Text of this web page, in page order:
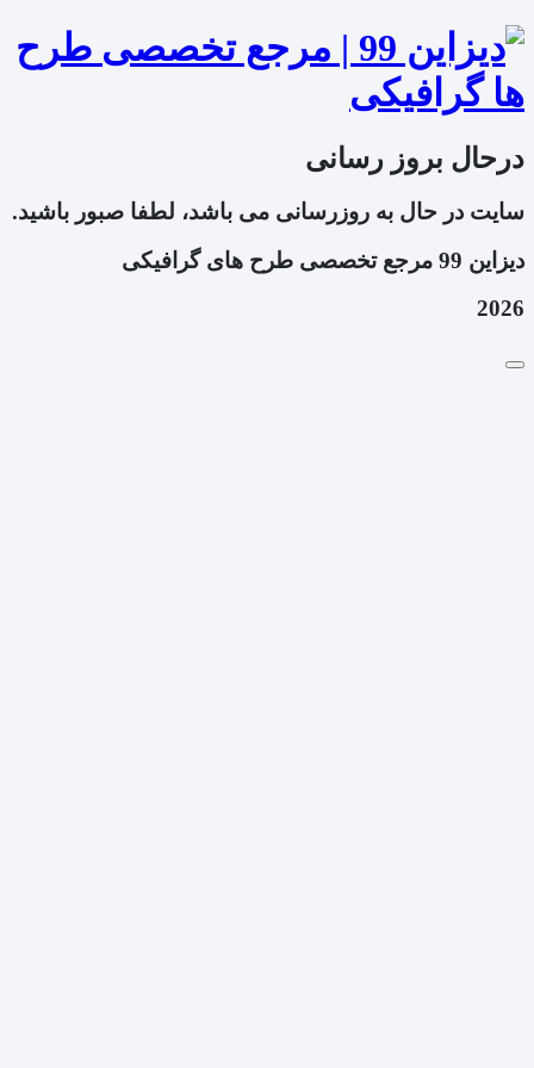
درحال بروز رسانی
سایت در حال به روزرسانی می باشد، لطفا صبور باشید.
دیزاین 99 مرجع تخصصی طرح های گرافیکی
2026